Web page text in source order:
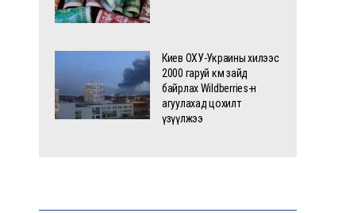
Киев ОХУ-Украины хилээс
2000 гаруй км зайд
байрлах Wildberries-н
агуулахад цохилт
үзүүлжээ